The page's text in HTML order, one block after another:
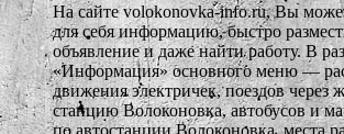
На сайте volokonovka-info.ru, Вы
для себя информацию, быстро
объявление и даже найти работу. В
«Информация» основного меню —
движения электричек, поездов через
станцию Волоконовка, автобусов и
по автостанции Волоконовка, места